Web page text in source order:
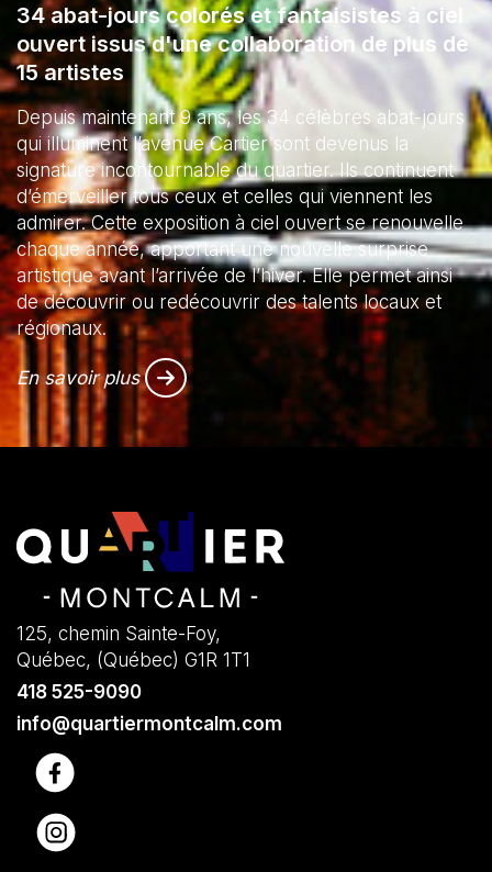
34 abat-jours colorés et fantaisistes à ciel
ouvert issus d'une collaboration de plus de
15 artistes
Depuis maintenant 9 ans, les 34 célèbres abat-jours
qui illuminent l’avenue Cartier sont devenus la
signature incontournable du quartier. Ils continuent
d’émerveiller tous ceux et celles qui viennent les
admirer. Cette exposition à ciel ouvert se renouvelle
chaque année, apportant une nouvelle surprise
artistique avant l’arrivée de l’hiver. Elle permet ainsi
de découvrir ou redécouvrir des talents locaux et
régionaux.
En savoir plus
125, chemin Sainte-Foy,
Québec, (Québec) G1R 1T1
418 525-9090
info@quartiermontcalm.com